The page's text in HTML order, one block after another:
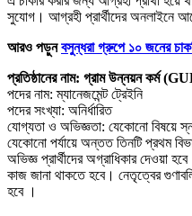
সুযোগ। আগ্রহী প্রার্থীদের অনলাইনে
আরও পড়ুনবসুন্ধরা গ্রুপে ১০ জনের
প্রতিষ্ঠানের নাম: গ্রাম উন্নয়ন কর্ম
পদের নাম: ম্যানেজমেন্ট ট্রেইনি
পদের সংখ্যা: অনির্ধারিত
যোগ্যতা ও অভিজ্ঞতা: যেকোনো বিষয়ে
যেকোনো পর্যায়ে অন্তত তিনটি প্রথম
অভিজ্ঞ প্রার্থীদের অগ্রাধিকার দেওয়া
কাজ জানা থাকতে হবে। নেতৃত্বের
হবে ।